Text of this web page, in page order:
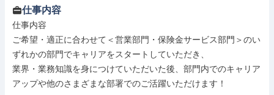
仕事内容
仕事内容
ご希望・適正に合わせて＜営業部門・保険金サービス部門＞のい
ずれかの部門でキャリアをスタートしていただき、
業界・業務知識を身につけていただいた後、部門内でのキャリア
アップや他のさまざまな部署でのご活躍いただけます！